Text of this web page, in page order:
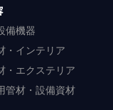
備機器
・インテリア
・エクステリア
管材・設備資材